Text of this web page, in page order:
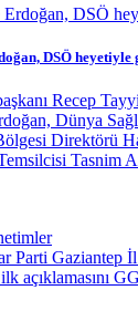
DSÖ heyetiyle
Recep
Dünya
Direktörü
Tasnim